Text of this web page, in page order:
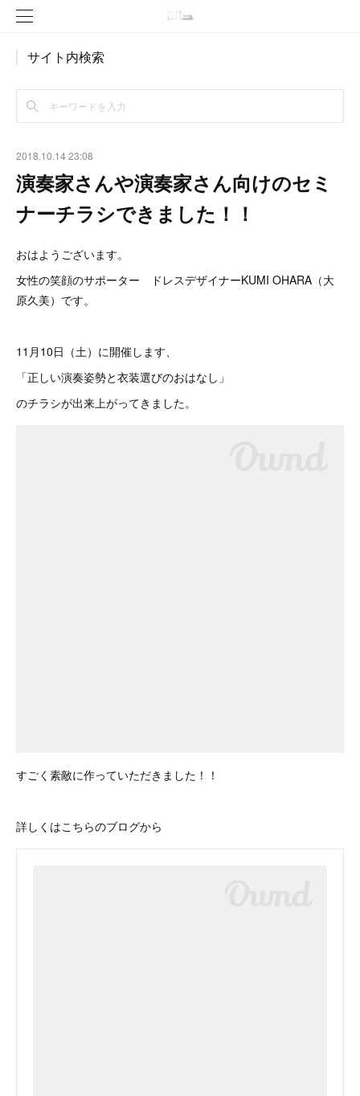
サイト内検索
2018.10.14 23:08
演奏家さんや演奏家さん向けのセミ
ナーチラシできました！！
おはようございます。
女性の笑顔のサポーター ドレスデザイナーKUMI OHARA（大
原久美）です。
11月10日（土）に開催します、
「正しい演奏姿勢と衣装選びのおはなし」
のチラシが出来上がってきました。
すごく素敵に作っていただきました！！
詳しくはこちらのブログから